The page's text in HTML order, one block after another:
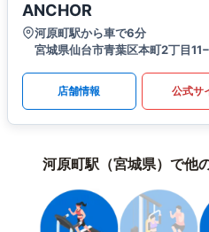
ANCHOR
河原町駅から車で6分
宮城県仙台市青葉区本町2丁目
店舗情報 公式サ
河原町駅（宮城県）で他